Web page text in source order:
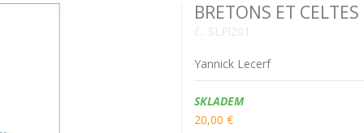
BRETONS ET CELTES
č.: SLPl201
Yannick Lecerf
Dostupnost:
SKLADEM
20,00 €